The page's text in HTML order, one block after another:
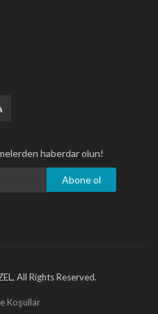
haberdar olun!
Abone ol
All Rights Reserved.
Koşullar